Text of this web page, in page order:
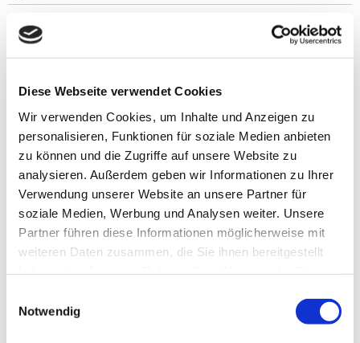
Diese Webseite verwendet Cookies
Wir verwenden Cookies, um Inhalte und Anzeigen zu
personalisieren, Funktionen für soziale Medien anbieten
zu können und die Zugriffe auf unsere Website zu
analysieren. Außerdem geben wir Informationen zu Ihrer
Verwendung unserer Website an unsere Partner für
soziale Medien, Werbung und Analysen weiter. Unsere
Partner führen diese Informationen möglicherweise mit
weiteren Daten zusammen, die Sie ihnen bereitgestellt
Notwendig
Sommerekzem beim Pferd
Lies mehr 0 Minuten